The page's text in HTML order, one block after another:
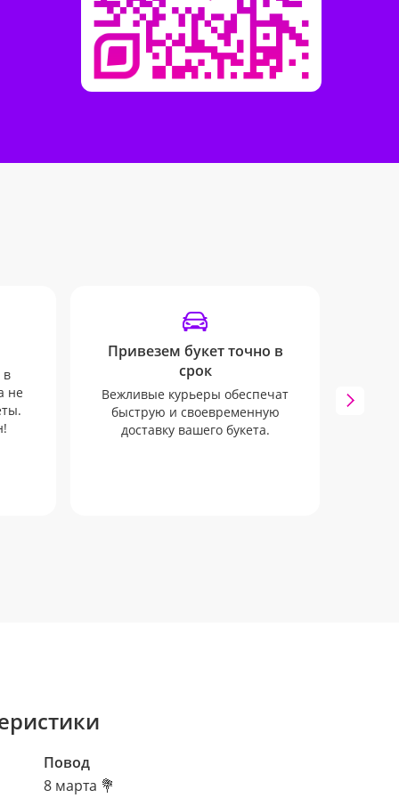
в
не
Привезем букет точно в
срок
Вежливые курьеры обеспечат
быструю и своевременную
доставку вашего букета.
Повод
8 марта 💐